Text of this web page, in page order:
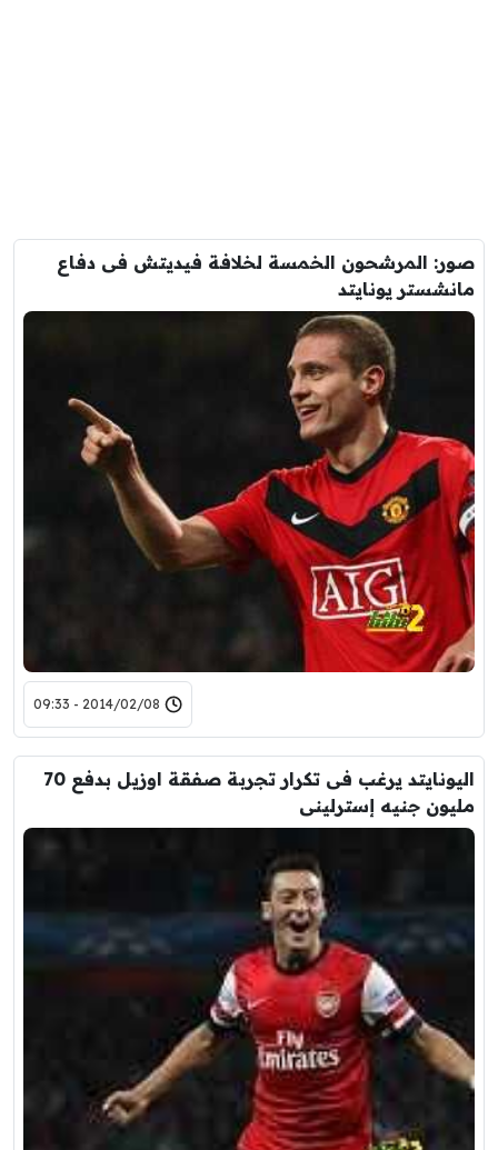
صور: المرشحون الخمسة لخلافة فيديتش فى دفاع
مانشستر يونايتد
2014/02/08 - 09:33
اليونايتد يرغب فى تكرار تجربة صفقة اوزيل بدفع 70
مليون جنيه إسترلينى